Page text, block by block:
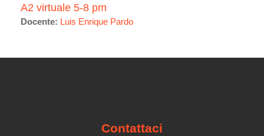
A2 virtuale 5-8 pm
Docente: Luis Enrique Pardo
Contattaci